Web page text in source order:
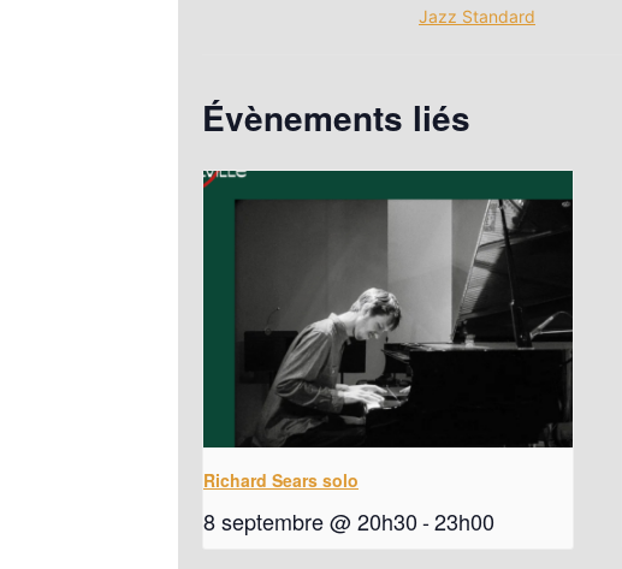
Jazz Standard
Évènements liés
Richard Sears solo
8 septembre @ 20h30-23h00